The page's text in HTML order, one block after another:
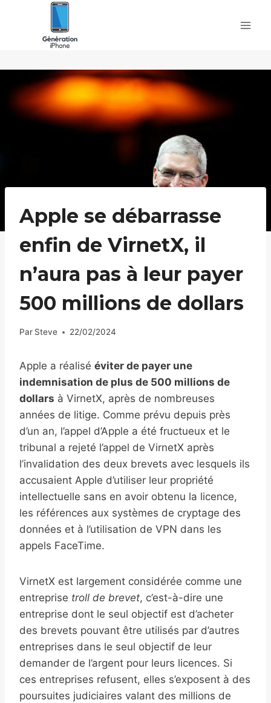
Apple se débarrasse
enfin de VirnetX, il
n’aura pas à leur payer
500 millions de dollars
Par Steve 22/02/2024
Apple a réalisé éviter de payer une
indemnisation de plus de 500 millions de
dollars à VirnetX, après de nombreuses
années de litige. Comme prévu depuis près
d’un an, l’appel d’Apple a été fructueux et le
tribunal a rejeté l’appel de VirnetX après
l’invalidation des deux brevets avec lesquels ils
accusaient Apple d’utiliser leur propriété
intellectuelle sans en avoir obtenu la licence,
les références aux systèmes de cryptage des
données et à l’utilisation de VPN dans les
appels FaceTime.
VirnetX est largement considérée comme une
entreprise troll de brevet, c’est-à-dire une
entreprise dont le seul objectif est d’acheter
des brevets pouvant être utilisés par d’autres
entreprises dans le seul objectif de leur
demander de l’argent pour leurs licences. Si
ces entreprises refusent, elles s’exposent à des
poursuites judiciaires valant des millions de